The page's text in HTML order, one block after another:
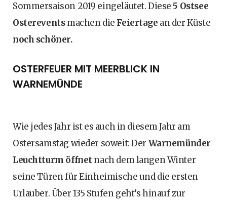
Sommersaison 2019 eingeläutet. Diese 5 Ostsee
Ostereventsmachen die Feiertage an der Küste
noch schöner.
OSTERFEUER MIT MEERBLICK IN
WARNEMÜNDE
Wie jedes Jahr ist es auch in diesem Jahr am
Ostersamstag wieder soweit: Der Warnemünder
Leuchtturm öffnetnach dem langen Winter
seine Türen für Einheimische und die ersten
Urlauber. Über 135 Stufen geht’s hinauf zur